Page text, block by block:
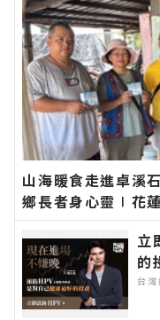
山海暖食走進卓溪
鄉長者身心靈∣花
快速的今日新聞報
立
的
台灣